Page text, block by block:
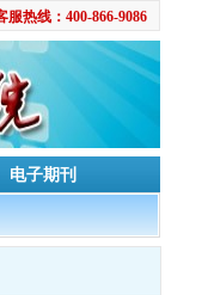
服热线：400-866-9086
电子期刊